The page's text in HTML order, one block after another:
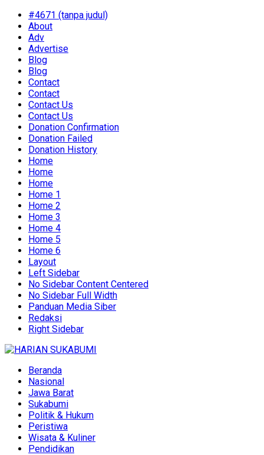
#4671 (tanpa judul)
About
Adv
Advertise
Blog
Blog
Contact
Contact
Contact Us
Contact Us
Donation Confirmation
Donation Failed
Donation History
Home
Home
Home
Home 1
Home 2
Home 3
Home 4
Home 5
Home 6
Layout
Left Sidebar
No Sidebar Content Centered
No Sidebar Full Width
Panduan Media Siber
Redaksi
Right Sidebar
Beranda
Nasional
Jawa Barat
Sukabumi
Politik & Hukum
Peristiwa
Wisata & Kuliner
Pendidikan